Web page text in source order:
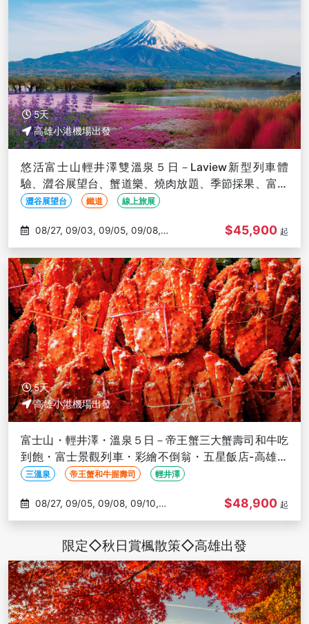
5天
高雄小港機場出發
悠活富士山輕井澤雙溫泉５日－Laview新型列車體
驗、澀谷展望台、蟹道樂、燒肉放題、季節採果、富士
山纜車-高雄出發
澀谷展望台 鐵道 線上旅展
09/10
$45,900 起
5天
高雄小港機場出發
富士山・輕井澤・溫泉５日－帝王蟹三大蟹壽司和牛吃
到飽・富士景觀列車・彩繪不倒翁・五星飯店-高雄出
發三溫泉 帝王蟹和牛握壽司 輕井澤
09/14
$48,900 起
限定◇秋日賞楓散策◇高雄出發